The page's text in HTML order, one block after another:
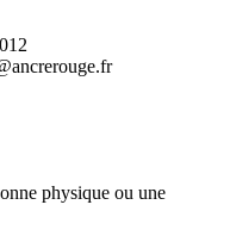
physique ou une